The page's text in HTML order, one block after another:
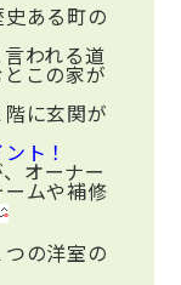
ある町の
われる道
この家が
に玄関が
ト！
オーナー
ムや補修
の洋室の